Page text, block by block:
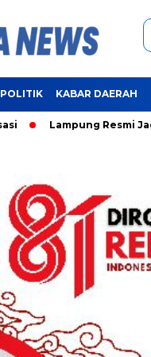
POLITIK KABAR DAERAH
Lampung Resmi Jadi Tuan